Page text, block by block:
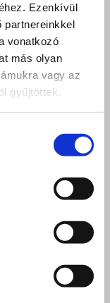
Ezenkívül
partnereinkkel
vonatkozó
más olyan
vagy az
gyűjtöttek.